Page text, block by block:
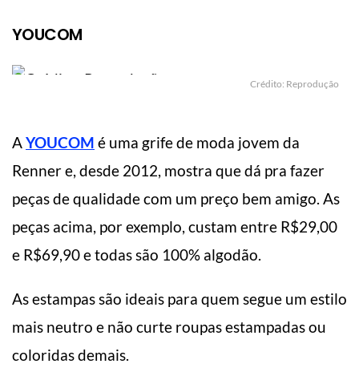
YOUCOM
Crédito: Reprodução
AYOUCOM é uma grife de moda jovem da
Renner e, desde 2012, mostra que dá pra fazer
peças de qualidade com um preço bem amigo. As
peças acima, por exemplo, custam entre R$29,00
e R$69,90 e todas são 100% algodão.
As estampas são ideais para quem segue um estilo
mais neutro e não curte roupas estampadas ou
coloridas demais.